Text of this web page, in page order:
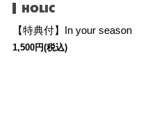
HOLIC
【特典付】In your season
1,500円(税込)